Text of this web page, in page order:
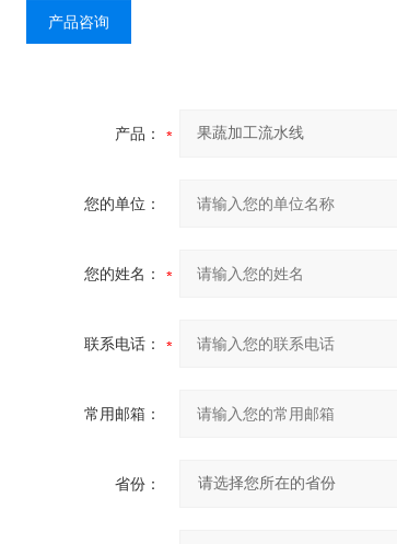
产品咨询
产品：
您的单位：
您的姓名：
联系电话：
常用邮箱：
省份：